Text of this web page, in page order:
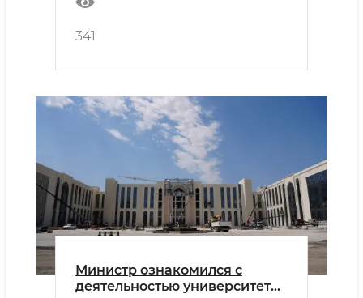
341
Министр ознакомился с
деятельностью университета